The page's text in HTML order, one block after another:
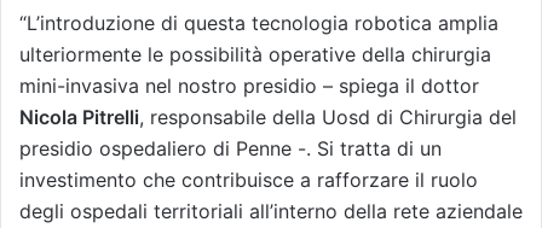
“L’introduzione di questa tecnologia robotica amplia
ulteriormente le possibilità operative della chirurgia
mini-invasiva nel nostro presidio – spiega il dottor
Nicola Pitrelli, responsabile della Uosd di Chirurgia del
presidio ospedaliero di Penne -. Si tratta di un
investimento che contribuisce a rafforzare il ruolo
degli ospedali territoriali all’interno della rete aziendale